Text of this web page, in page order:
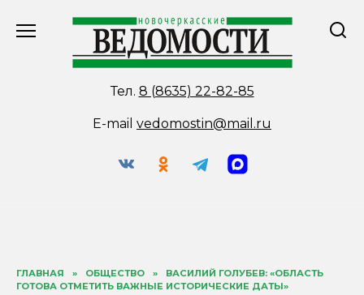
Тел. 8 (8635) 22-82-85
E-mail vedomostin@mail.ru
ГЛАВНАЯ » ОБЩЕСТВО »
ВАСИЛИЙ ГОЛУБЕВ: «ОБЛАСТЬ
ГОТОВА ОТМЕТИТЬ ВАЖНЫЕ ИСТОРИЧЕСКИЕ ДАТЫ»